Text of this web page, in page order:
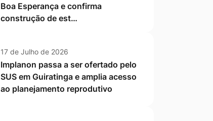
Boa Esperança e confirma
construção de est…
17 de Julho de 2026
Implanon passa a ser ofertado pelo
SUS em Guiratinga e amplia acesso
ao planejamento reprodutivo